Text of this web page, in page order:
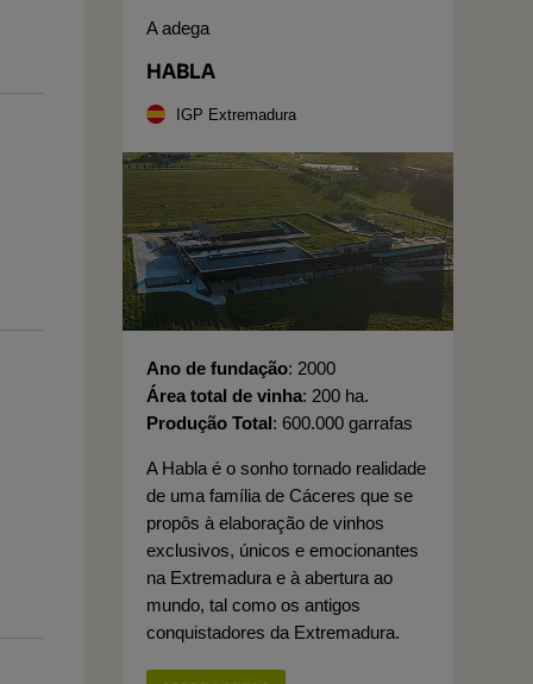
A adega
HABLA
IGP Extremadura
Ano de fundação 2000
Área total de vinha 200 ha.
Produção Total 600.000 garrafas
A Habla é o sonho tornado realidade
de uma família de Cáceres que se
propôs à elaboração de vinhos
exclusivos, únicos e emocionantes
na Extremadura e à abertura ao
mundo, tal como os antigos
conquistadores da Extremadura.